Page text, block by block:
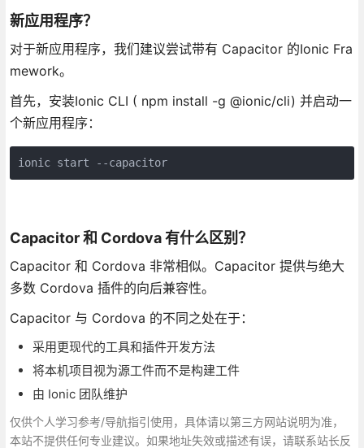
新应用程序？
对于新应用程序，我们建议尝试带有 Capacitor 的Ionic Fra
mework。
首先，安装Ionic CLI ( npm install -g @ionic/cli) 并启动一
个新应用程序：
ionic start --capacitor
Capacitor 和 Cordova 有什么区别？
Capacitor 和 Cordova 非常相似。Capacitor 提供与绝大
多数 Cordova 插件的向后兼容性。
Capacitor 与 Cordova 的不同之处在于：
采用更现代的工具和插件开发方法
将本机项目视为源工件而不是构建工件
由 Ionic 团队维护
仅供个人学习参考/导航指引使用，具体请以第三方网站说明为准，
本站不提供任何专业建议。如果地址失效或描述有误，请联系站长反